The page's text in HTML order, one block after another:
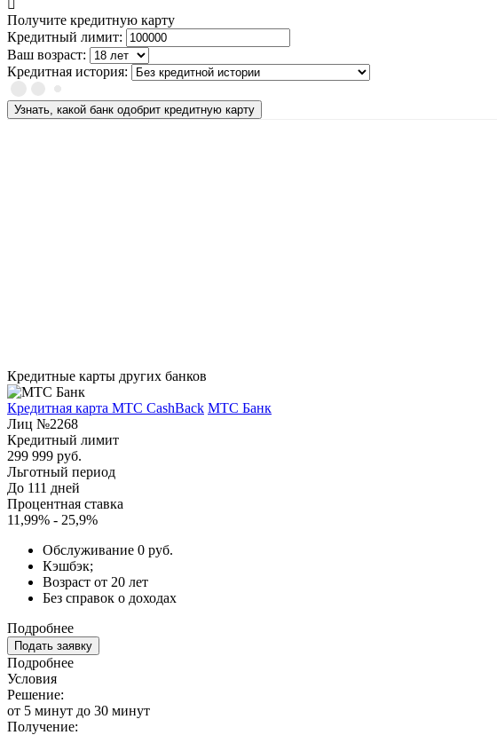
Получите кредитную карту
Кредитный лимит:
Ваш возраст:
Кредитная история:
Узнать, какой банк одобрит кредитную карту
Кредитные карты других банков
Кредитная карта МТС CashBack МТС Банк
Лиц №2268
Кредитный лимит
299 999 руб.
Льготный период
До 111 дней
Процентная ставка
11,99% - 25,9%
Обслуживание 0 руб.
Кэшбэк;
Возраст от 20 лет
Без справок о доходах
Подробнее
Подать заявку
Подробнее
Условия
Решение:
от 5 минут до 30 минут
Получение: